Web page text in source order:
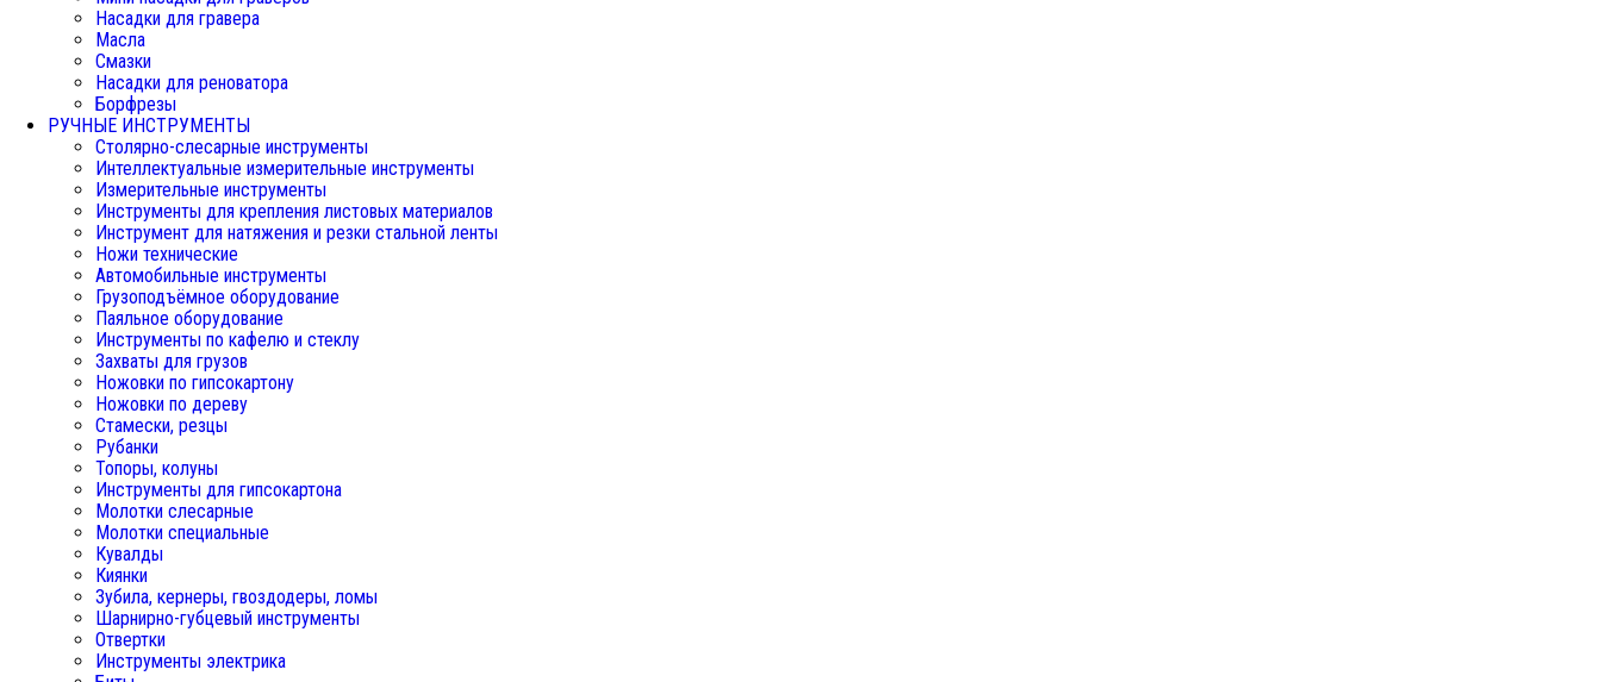
Насадки для гравера
Масла
Смазки
Насадки для реноватора
Борфрезы
РУЧНЫЕ ИНСТРУМЕНТЫ
Столярно-слесарные инструменты
Интеллектуальные измерительные инструменты
Измерительные инструменты
Инструменты для крепления листовых материалов
Инструмент для натяжения и резки стальной ленты
Ножи технические
Автомобильные инструменты
Грузоподъёмное оборудование
Паяльное оборудование
Инструменты по кафелю и стеклу
Захваты для грузов
Ножовки по гипсокартону
Ножовки по дереву
Стамески, резцы
Рубанки
Топоры, колуны
Инструменты для гипсокартона
Молотки слесарные
Молотки специальные
Кувалды
Киянки
Зубила, кернеры, гвоздодеры, ломы
Шарнирно-губцевый инструменты
Отвертки
Инструменты электрика